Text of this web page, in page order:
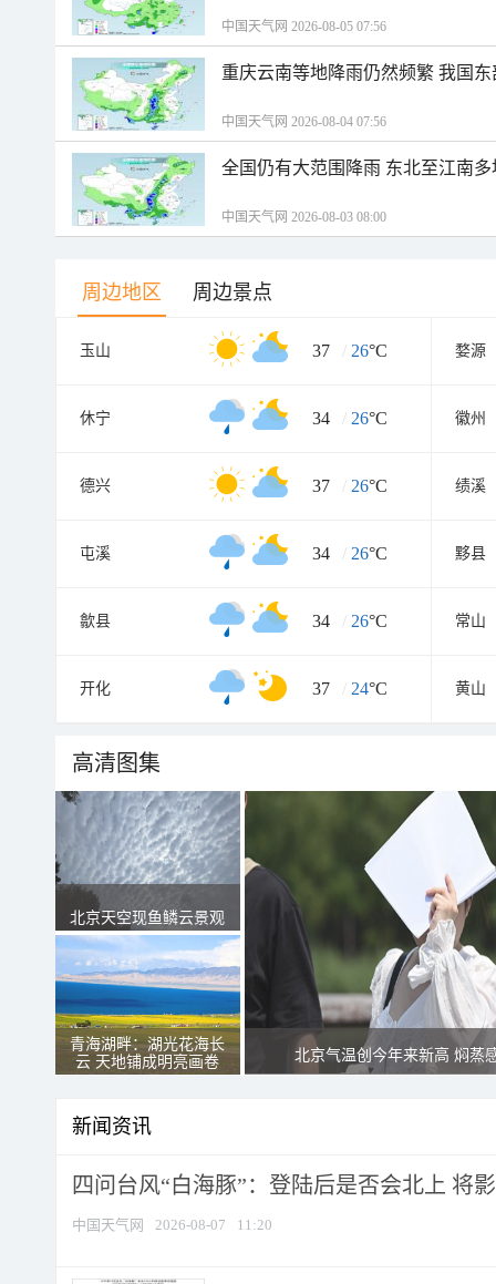
中国天气网 2026-08-05 07:56
重庆云南等地降雨仍然频繁 我国
中国天气网 2026-08-04 07:56
全国仍有大范围降雨 东北至江南
中国天气网 2026-08-03 08:00
周边地区 周边景点
玉山 37 / 26°C 婺源
休宁 34 / 26°C 徽州
德兴 37 / 26°C 绩溪
屯溪 34 / 26°C 黟县
歙县 34 / 26°C 常山
开化 37 / 24°C 黄山
高清图集
北京天空现鱼鳞云景观
青海湖畔：湖光花海长
云 天地铺成明亮画卷
北京气温创今年来新高 焖蒸
新闻资讯
四问台风“白海豚”：登陆后是否会北上 将
中国天气网 2026-08-07 11:20